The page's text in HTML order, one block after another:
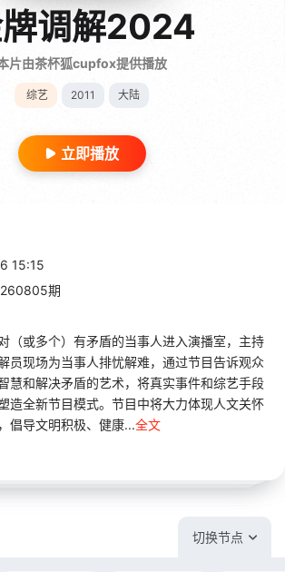
调解2024
片由茶杯狐cupfox提供播放
综艺 2011 大陆
立即播放
15:15
期
或多个）有矛盾的当事人进入演播室，主持
员现场为当事人排忧解难，通过节目告诉观众
慧和解决矛盾的艺术，将真实事件和综艺手段
造全新节目模式。节目中将大力体现人文关怀
倡导文明积极、健康...全文
切换节点